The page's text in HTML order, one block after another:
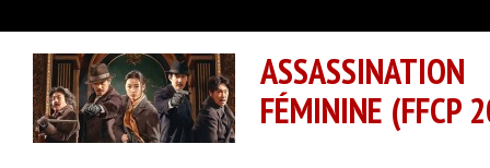
FÉMININE (FFCP